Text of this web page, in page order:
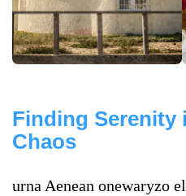
Finding Serenity
Chaos
urna Aenean onewaryzo